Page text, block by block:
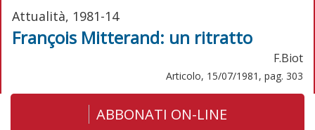
Attualità, 1981-14
François Mitterand: un ritratto
F.Biot
Articolo, 15/07/1981, pag. 303
ABBONATI ON-LINE